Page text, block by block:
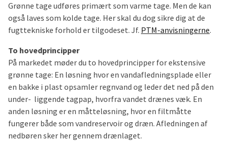
Grønne tage udføres primært som varme tage. Men de kan
også laves som kolde tage. Her skal du dog sikre dig at de
fugttekniske forhold er tilgodeset. Jf. PTM-anvisningerne.
To hovedprincipper
På markedet møder du to hovedprincipper for ekstensive
grønne tage: En løsning hvor en vandafledningsplade eller
en bakke i plast opsamler regnvand og leder det ned på den
under- liggende tagpap, hvorfra vandet drænes væk. En
anden løsning er en måtteløsning, hvor en filtmåtte
fungerer både som vandreservoir og dræn. Afledningen af
nedbøren sker her gennem drænlaget.